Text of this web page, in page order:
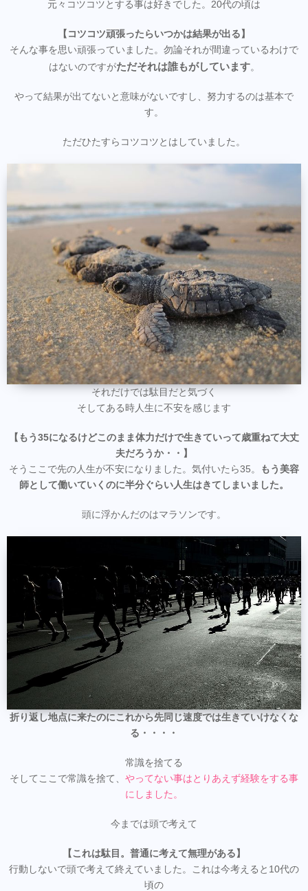
元々コツコツとする事は好きでした。20代の頃は
【コツコツ頑張ったらいつかは結果が出る】
そんな事を思い頑張っていました。勿論それが間違っているわけで
はないのですがただそれは誰もがしています。
やって結果が出てないと意味がないですし、努力するのは基本で
す。
ただひたすらコツコツとはしていました。
それだけでは駄目だと気づく
そしてある時人生に不安を感じます
【もう35になるけどこのまま体力だけで生きていって歳重ねて大丈
夫だろうか・・】
そうここで先の人生が不安になりました。気付いたら35。
もう美容
師として働いていくのに半分ぐらい人生はきてしまいました。
頭に浮かんだのはマラソンです。
折り返し地点に来たのにこれから先同じ速度では生きていけなくな
る・・・・
常識を捨てる
そしてここで常識を捨て、 やってない事はとりあえず経験をする事
にしました。
今までは頭で考えて
【これは駄目。普通に考えて無理がある】
行動しないで頭で考えて終えていました。これは今考えると10代の
頃の